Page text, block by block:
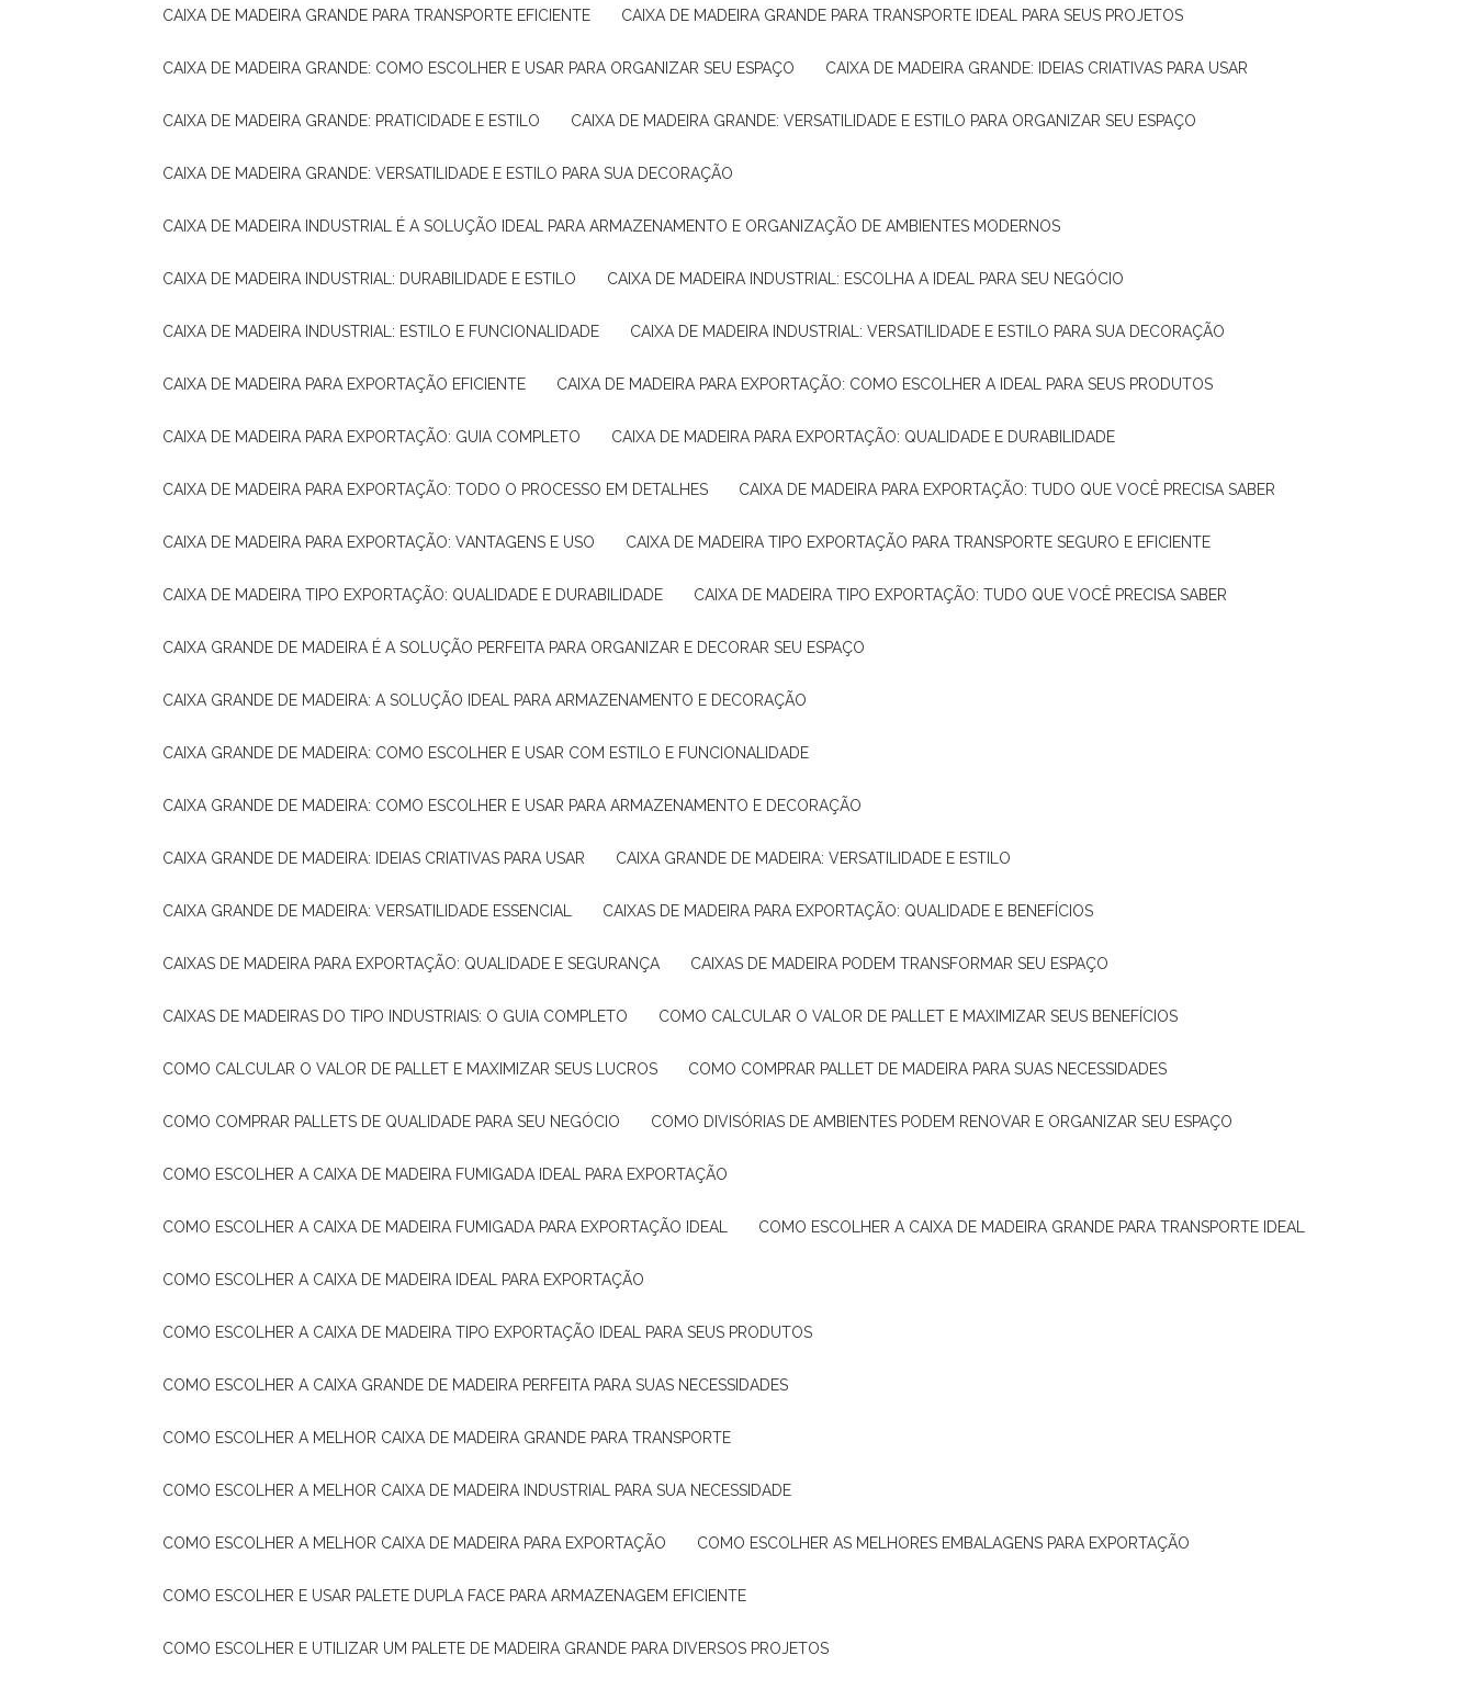
CAIXA DE MADEIRA GRANDE PARA TRANSPORTE EFICIENTE CAIXA DE MADEIRA GRANDE PARA TRANSPORTE IDEAL PARA SEUS PROJETOS
CAIXA DE MADEIRA GRANDE: COMO ESCOLHER E USAR PARA ORGANIZAR SEU ESPAÇO CAIXA DE MADEIRA GRANDE: IDEIAS CRIATIVAS PARA USAR
CAIXA DE MADEIRA GRANDE: PRATICIDADE E ESTILO CAIXA DE MADEIRA GRANDE: VERSATILIDADE E ESTILO PARA ORGANIZAR SEU ESPAÇO
CAIXA DE MADEIRA GRANDE: VERSATILIDADE E ESTILO PARA SUA DECORAÇÃO
CAIXA DE MADEIRA INDUSTRIAL É A SOLUÇÃO IDEAL PARA ARMAZENAMENTO E ORGANIZAÇÃO DE AMBIENTES MODERNOS
CAIXA DE MADEIRA INDUSTRIAL: DURABILIDADE E ESTILO CAIXA DE MADEIRA INDUSTRIAL: ESCOLHA A IDEAL PARA SEU NEGÓCIO
CAIXA DE MADEIRA INDUSTRIAL: ESTILO E FUNCIONALIDADE CAIXA DE MADEIRA INDUSTRIAL: VERSATILIDADE E ESTILO PARA SUA DECORAÇÃO
CAIXA DE MADEIRA PARA EXPORTAÇÃO EFICIENTE CAIXA DE MADEIRA PARA EXPORTAÇÃO: COMO ESCOLHER A IDEAL PARA SEUS PRODUTOS
CAIXA DE MADEIRA PARA EXPORTAÇÃO: GUIA COMPLETO CAIXA DE MADEIRA PARA EXPORTAÇÃO: QUALIDADE E DURABILIDADE
CAIXA DE MADEIRA PARA EXPORTAÇÃO: TODO O PROCESSO EM DETALHES CAIXA DE MADEIRA PARA EXPORTAÇÃO: TUDO QUE VOCÊ PRECISA SABER
CAIXA DE MADEIRA PARA EXPORTAÇÃO: VANTAGENS E USO CAIXA DE MADEIRA TIPO EXPORTAÇÃO PARA TRANSPORTE SEGURO E EFICIENTE
CAIXA DE MADEIRA TIPO EXPORTAÇÃO: QUALIDADE E DURABILIDADE CAIXA DE MADEIRA TIPO EXPORTAÇÃO: TUDO QUE VOCÊ PRECISA SABER
CAIXA GRANDE DE MADEIRA É A SOLUÇÃO PERFEITA PARA ORGANIZAR E DECORAR SEU ESPAÇO
CAIXA GRANDE DE MADEIRA: A SOLUÇÃO IDEAL PARA ARMAZENAMENTO E DECORAÇÃO
CAIXA GRANDE DE MADEIRA: COMO ESCOLHER E USAR COM ESTILO E FUNCIONALIDADE
CAIXA GRANDE DE MADEIRA: COMO ESCOLHER E USAR PARA ARMAZENAMENTO E DECORAÇÃO
CAIXA GRANDE DE MADEIRA: IDEIAS CRIATIVAS PARA USAR CAIXA GRANDE DE MADEIRA: VERSATILIDADE E ESTILO
CAIXA GRANDE DE MADEIRA: VERSATILIDADE ESSENCIAL CAIXAS DE MADEIRA PARA EXPORTAÇÃO: QUALIDADE E BENEFÍCIOS
CAIXAS DE MADEIRA PARA EXPORTAÇÃO: QUALIDADE E SEGURANÇA CAIXAS DE MADEIRA PODEM TRANSFORMAR SEU ESPAÇO
CAIXAS DE MADEIRAS DO TIPO INDUSTRIAIS: O GUIA COMPLETO COMO CALCULAR O VALOR DE PALLET E MAXIMIZAR SEUS BENEFÍCIOS
COMO CALCULAR O VALOR DE PALLET E MAXIMIZAR SEUS LUCROS COMO COMPRAR PALLET DE MADEIRA PARA SUAS NECESSIDADES
COMO COMPRAR PALLETS DE QUALIDADE PARA SEU NEGÓCIO COMO DIVISÓRIAS DE AMBIENTES PODEM RENOVAR E ORGANIZAR SEU ESPAÇO
COMO ESCOLHER A CAIXA DE MADEIRA FUMIGADA IDEAL PARA EXPORTAÇÃO
COMO ESCOLHER A CAIXA DE MADEIRA FUMIGADA PARA EXPORTAÇÃO IDEAL COMO ESCOLHER A CAIXA DE MADEIRA GRANDE PARA TRANSPORTE IDEAL
COMO ESCOLHER A CAIXA DE MADEIRA IDEAL PARA EXPORTAÇÃO
COMO ESCOLHER A CAIXA DE MADEIRA TIPO EXPORTAÇÃO IDEAL PARA SEUS PRODUTOS
COMO ESCOLHER A CAIXA GRANDE DE MADEIRA PERFEITA PARA SUAS NECESSIDADES
COMO ESCOLHER A MELHOR CAIXA DE MADEIRA GRANDE PARA TRANSPORTE
COMO ESCOLHER A MELHOR CAIXA DE MADEIRA INDUSTRIAL PARA SUA NECESSIDADE
COMO ESCOLHER A MELHOR CAIXA DE MADEIRA PARA EXPORTAÇÃO COMO ESCOLHER AS MELHORES EMBALAGENS PARA EXPORTAÇÃO
COMO ESCOLHER E USAR PALETE DUPLA FACE PARA ARMAZENAGEM EFICIENTE
COMO ESCOLHER E UTILIZAR UM PALETE DE MADEIRA GRANDE PARA DIVERSOS PROJETOS